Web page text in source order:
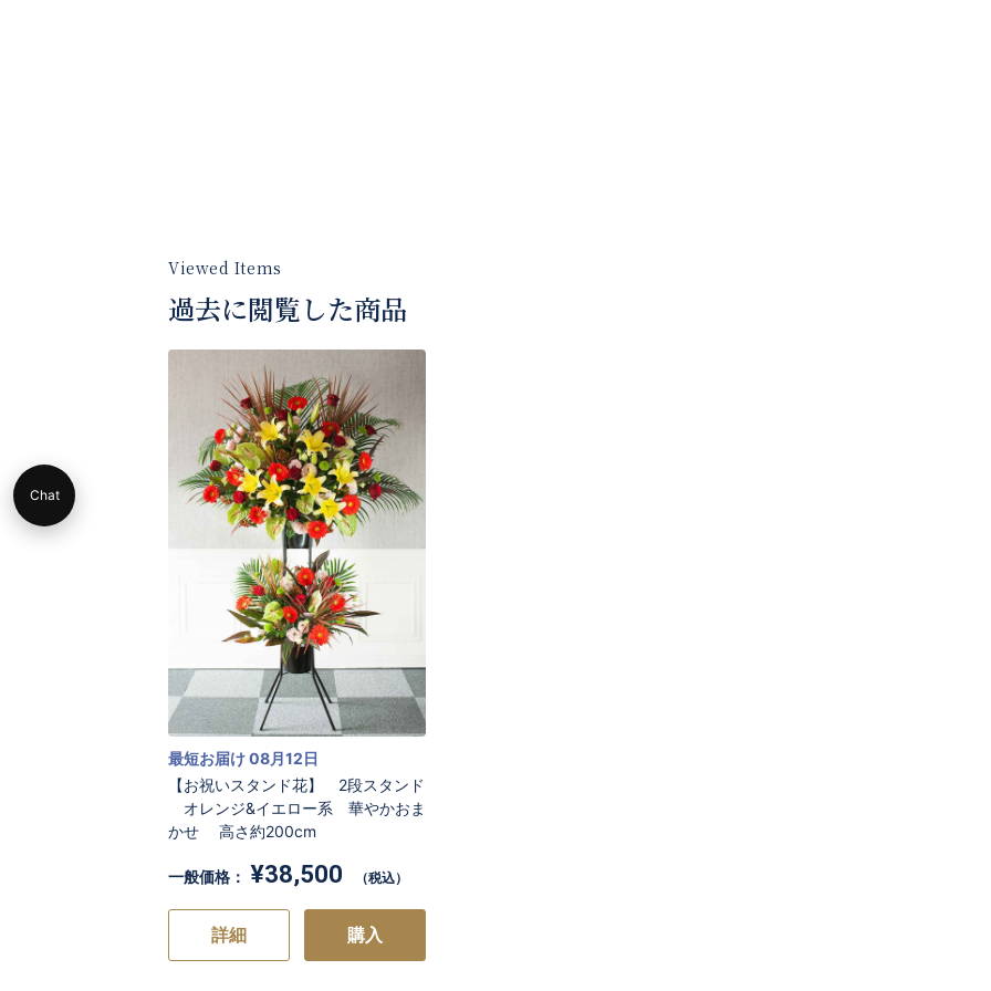
過去に閲覧した商品
【お祝いスタンド花】 2段スタンド
オレンジ&イエロー系 華やかおま
かせ 高さ約200cm
最短お届け 08月12日
一般価格： ¥38,500 （税込）
詳細 購入
Chat